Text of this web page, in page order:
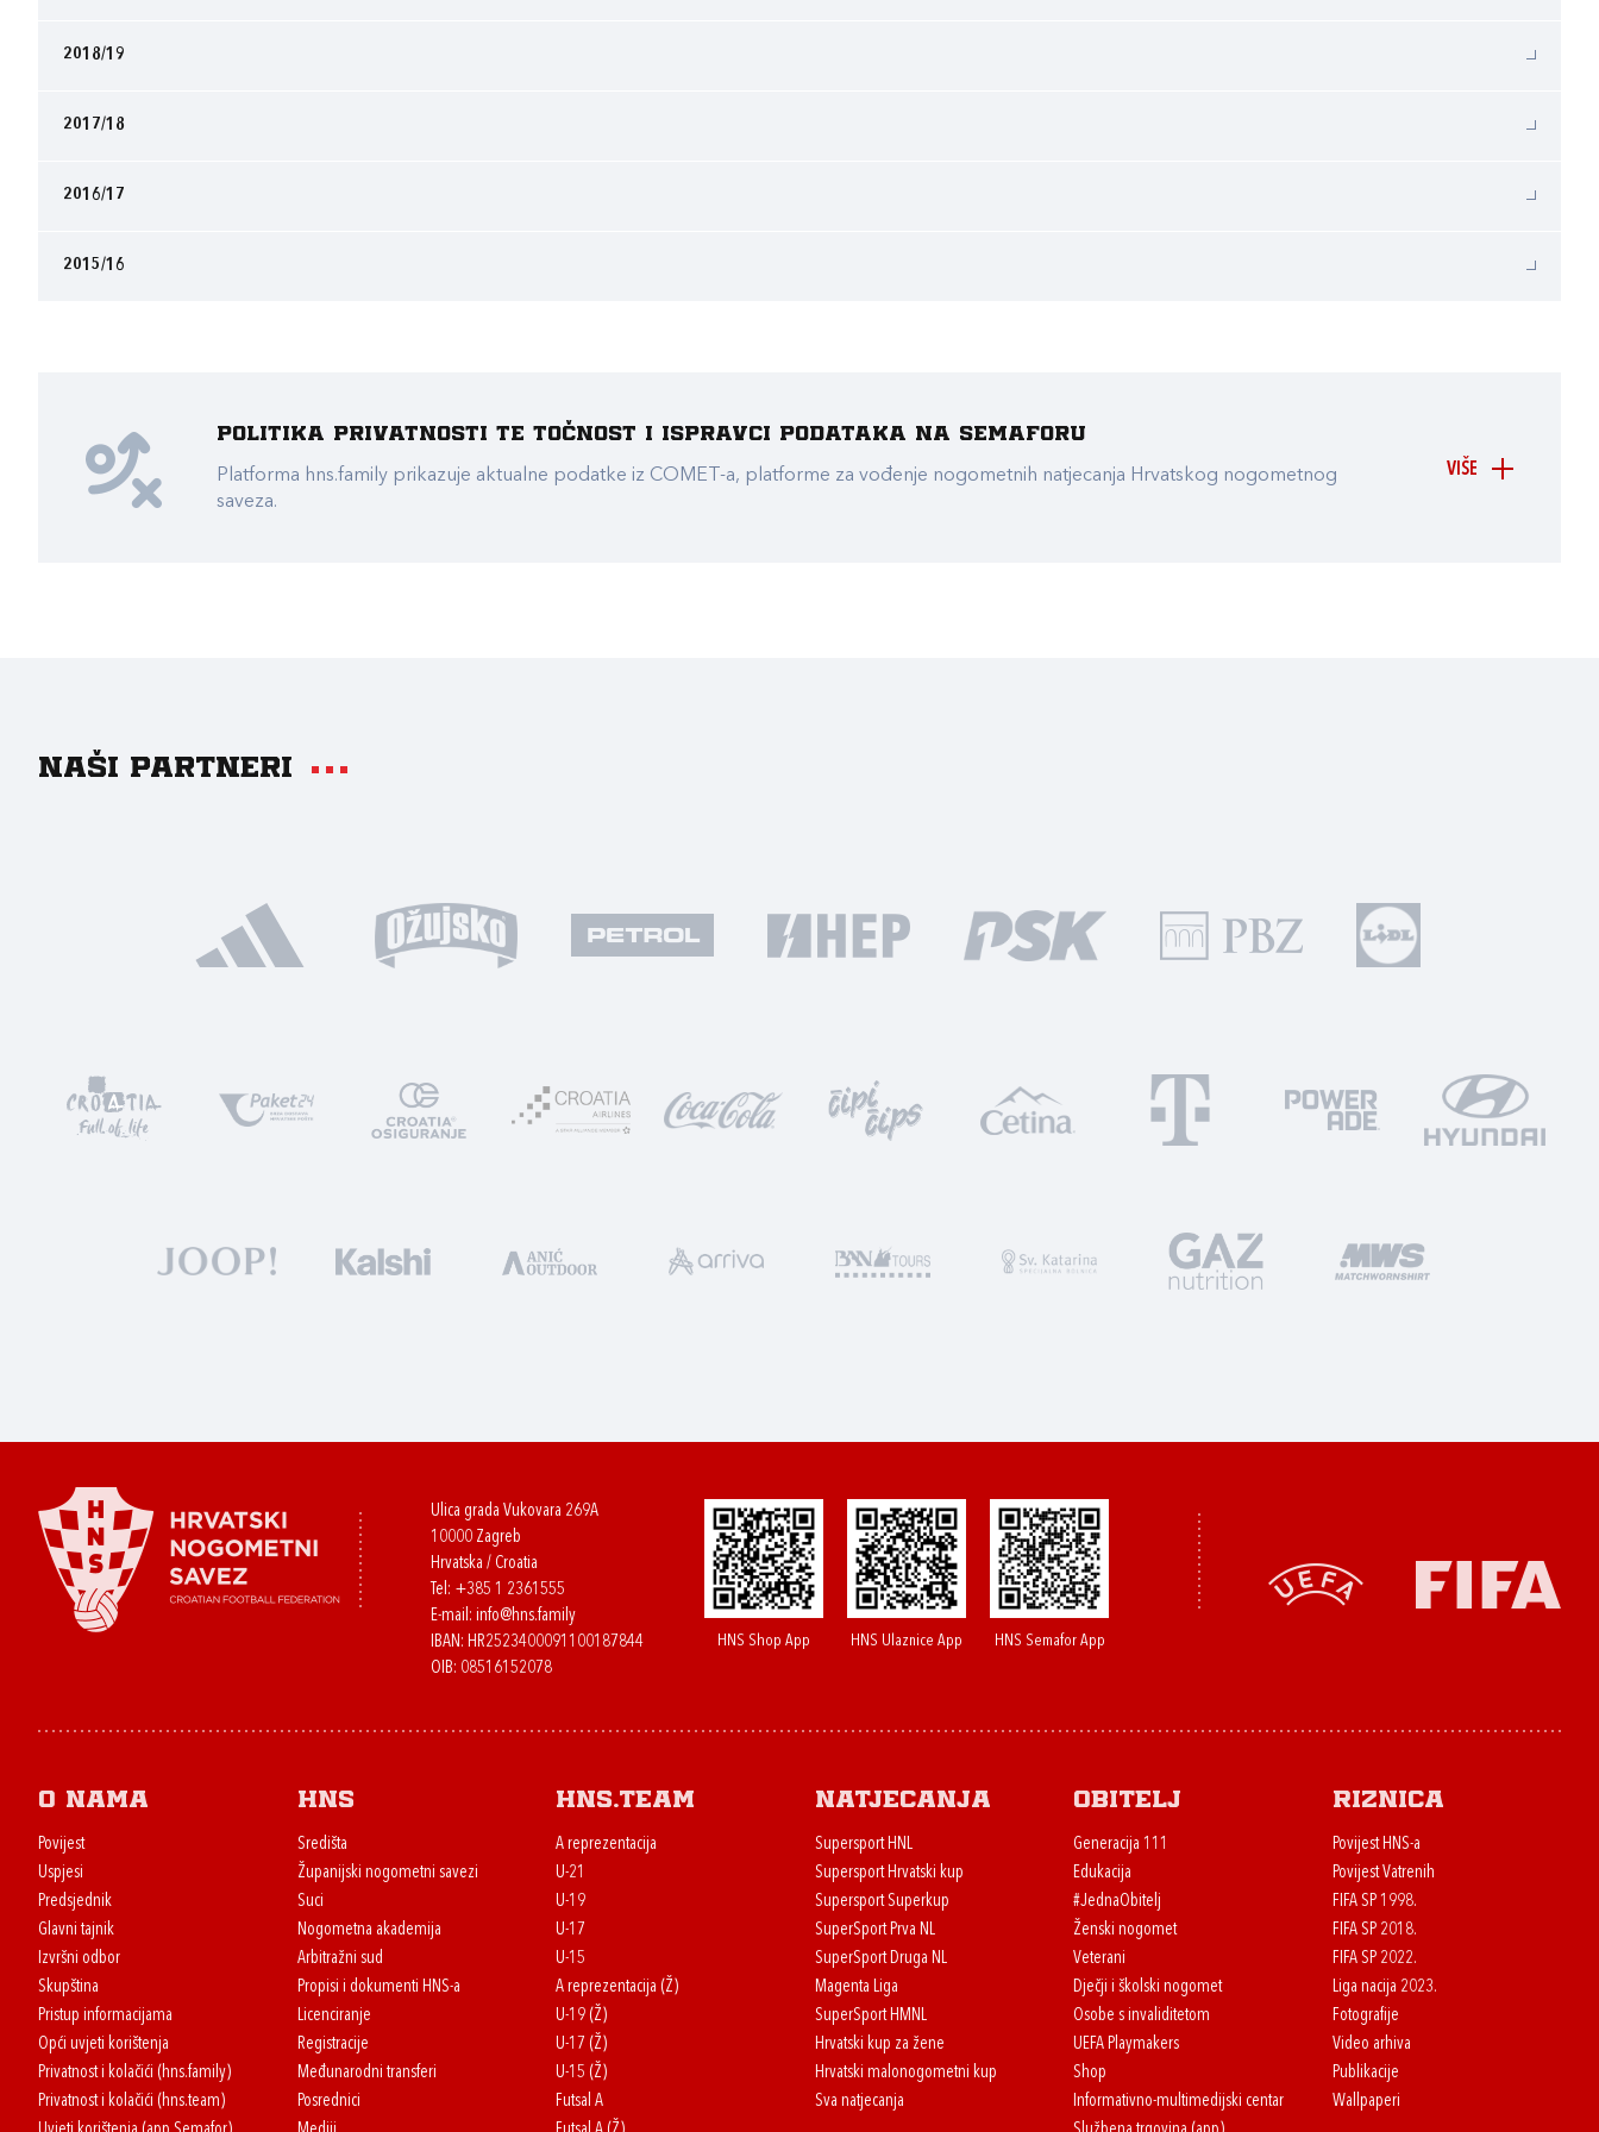
2018/19
2017/18
2016/17
2015/16
VIŠE
Politika privatnosti te točnost i ispravci podataka na Semaforu
Platforma hns.family prikazuje aktualne podatke iz COMET-a, platforme za vođenje nogometnih natjecanja Hrvatskog nogometnog
saveza.
Naši partneri
Ulica grada Vukovara 269A
10000 Zagreb
Hrvatska / Croatia
Tel: +385 1 2361555
E-mail: info@hns.family
IBAN: HR2523400091100187844
OIB: 08516152078
HNS Shop App HNS Ulaznice App HNS Semafor App
O nama
Povijest
Uspjesi
Predsjednik
Glavni tajnik
Izvršni odbor
Skupština
Pristup informacijama
Opći uvjeti korištenja
Privatnost i kolačići (hns.family)
Privatnost i kolačići (hns.team)
HNS
Središta
Županijski nogometni savezi
Suci
Nogometna akademija
Arbitražni sud
Propisi i dokumenti HNS-a
Licenciranje
Registracije
Međunarodni transferi
Posrednici
HNS.team
A reprezentacija
U-21
U-19
U-17
U-15
A reprezentacija (Ž)
U-19 (Ž)
U-17 (Ž)
U-15 (Ž)
Futsal A
Natjecanja
Supersport HNL
Supersport Hrvatski kup
Supersport Superkup
SuperSport Prva NL
SuperSport Druga NL
Magenta Liga
SuperSport HMNL
Hrvatski kup za žene
Hrvatski malonogometni kup
Sva natjecanja
Obitelj
Generacija 111
Edukacija
#JednaObitelj
Ženski nogomet
Veterani
Dječji i školski nogomet
Osobe s invaliditetom
UEFA Playmakers
Shop
Informativno-multimedijski centar
Riznica
Povijest HNS-a
Povijest Vatrenih
FIFA SP 1998.
FIFA SP 2018.
FIFA SP 2022.
Liga nacija 2023.
Fotografije
Video arhiva
Publikacije
Wallpaperi